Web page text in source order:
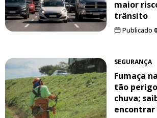
maior
trânsito
Publicado
SEGURANÇA
Fumaça
tão
chuva;
encontrar